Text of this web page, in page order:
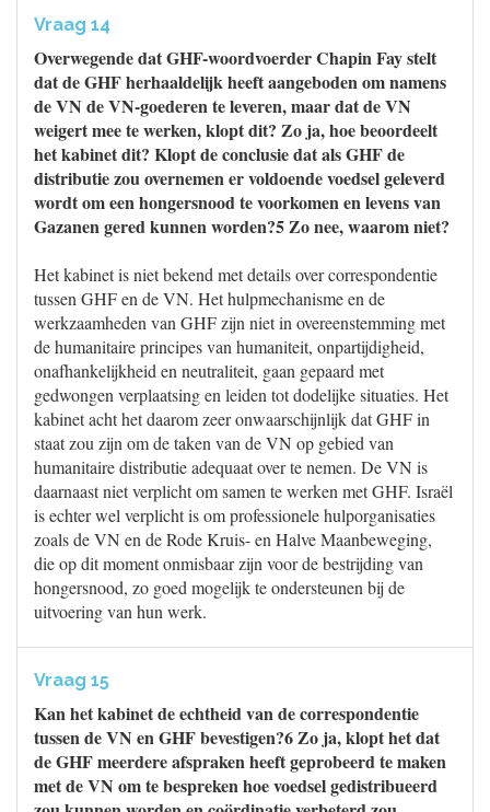
Vraag 14
Overwegende dat GHF-woordvoerder Chapin Fay stelt
dat de GHF herhaaldelijk heeft aangeboden om namens
de VN de VN-goederen te leveren, maar dat de VN
weigert mee te werken, klopt dit? Zo ja, hoe beoordeelt
het kabinet dit? Klopt de conclusie dat als GHF de
distributie zou overnemen er voldoende voedsel geleverd
wordt om een hongersnood te voorkomen en levens van
Gazanen gered kunnen worden?5 Zo nee, waarom niet?
Het kabinet is niet bekend met details over correspondentie
tussen GHF en de VN. Het hulpmechanisme en de
werkzaamheden van GHF zijn niet in overeenstemming met
de humanitaire principes van humaniteit, onpartijdigheid,
onafhankelijkheid en neutraliteit, gaan gepaard met
gedwongen verplaatsing en leiden tot dodelijke situaties. Het
kabinet acht het daarom zeer onwaarschijnlijk dat GHF in
staat zou zijn om de taken van de VN op gebied van
humanitaire distributie adequaat over te nemen. De VN is
daarnaast niet verplicht om samen te werken met GHF. Israël
is echter wel verplicht is om professionele hulporganisaties
zoals de VN en de Rode Kruis- en Halve Maanbeweging,
die op dit moment onmisbaar zijn voor de bestrijding van
hongersnood, zo goed mogelijk te ondersteunen bij de
uitvoering van hun werk.
Vraag 15
Kan het kabinet de echtheid van de correspondentie
tussen de VN en GHF bevestigen?6 Zo ja, klopt het dat
de GHF meerdere afspraken heeft geprobeerd te maken
met de VN om te bespreken hoe voedsel gedistribueerd